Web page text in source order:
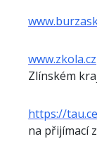
www.
www.zkola.cz
Zlínském
https://
na přijímací